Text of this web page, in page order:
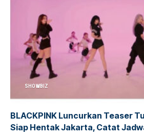
SHOWBIZ
BLACKPINK Luncurkan Teaser
Siap Hentak Jakarta, Catat